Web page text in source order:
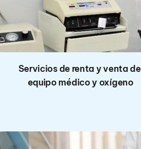
Servicios de renta y venta de
equipo médico y oxígeno